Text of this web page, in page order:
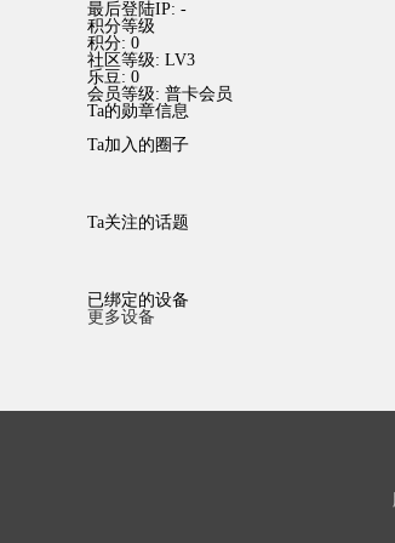
最后登陆IP: -
积分等级
积分: 0
社区等级: LV3
乐豆: 0
会员等级: 普卡会员
Ta的勋章信息
Ta加入的圈子
Ta关注的话题
已绑定的设备
更多设备